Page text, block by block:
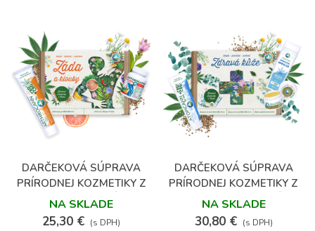
DARČEKOVÁ SÚPRAVA
PRÍRODNEJ KOZMETIKY Z
KONOPE - CHRBÁT A
KĹBY
NA SKLADE
25,30 € (s DPH)
DARČEKOVÁ SÚPRAVA
PRÍRODNEJ KOZMETIKY Z
KONOPE - ZDRAVÁ
POKOŽKA
NA SKLADE
30,80 € (s DPH)